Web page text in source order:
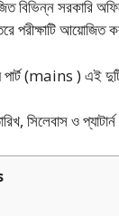
বিভিন্ন সরকারি
পরীক্ষাটি আয়োজিত
পার্ট (mains ) এই
সিলেবাস ও